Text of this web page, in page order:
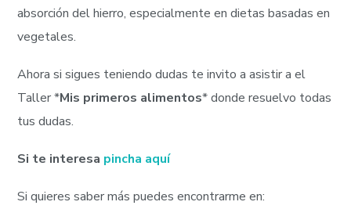
absorción del hierro, especialmente en dietas basadas en
vegetales.
Ahora si sigues teniendo dudas te invito a asistir a el
Taller *Mis primeros alimentos* donde resuelvo todas
tus dudas.
Si te interesa pincha aquí
Si quieres saber más puedes encontrarme en: